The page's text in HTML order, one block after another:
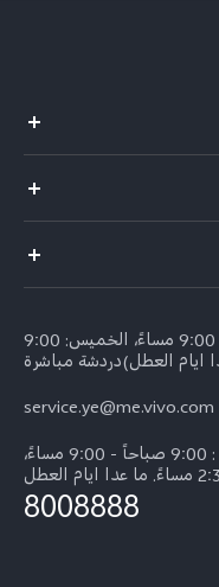
(السبت - الأربعاء : 9:00 صباحاً - 9:00 مساءً، الخميس: 9:00
service.ye@me.vivo.com
(الرقم المجاني)السبت - الأربعاء : 9:00 صباحاً - 9:00 مساءً،
8008888